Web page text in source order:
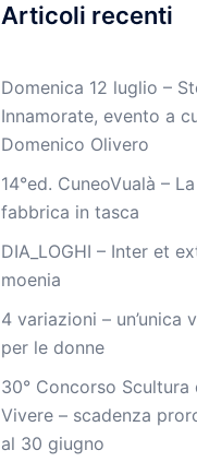
Articoli recenti
Domenica 12 luglio –
Innamorate, evento a
Domenico Olivero
14°ed. CuneoVualà – La
fabbrica in tasca
DIA_LOGHI – Inter et
moenia
4 variazioni – un’unica
per le donne
30° Concorso Scultura
Vivere – scadenza
al 30 giugno